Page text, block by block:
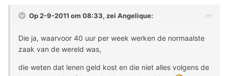
Op 2-9-2011 om 08:33, zei Angelique:
Die ja, waarvoor 40 uur per week werken de normaalste
zaak van de wereld was,
die weten dat lenen geld kost en die niet alles volgens de